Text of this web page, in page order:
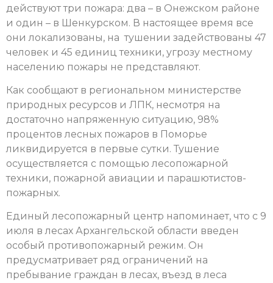
действуют три пожара: два – в Онежском районе
и один – в Шенкурском. В настоящее время все
они локализованы, на тушении задействованы 47
человек и 45 единиц техники, угрозу местному
населению пожары не представляют.
Как сообщают в региональном министерстве
природных ресурсов и ЛПК, несмотря на
достаточно напряженную ситуацию, 98%
процентов лесных пожаров в Поморье
ликвидируется в первые сутки. Тушение
осуществляется с помощью лесопожарной
техники, пожарной авиации и парашютистов-
пожарных.
Единый лесопожарный центр напоминает, что с 9
июля в лесах Архангельской области введен
особый противопожарный режим. Он
предусматривает ряд ограничений на
пребывание граждан в лесах, въезд в леса